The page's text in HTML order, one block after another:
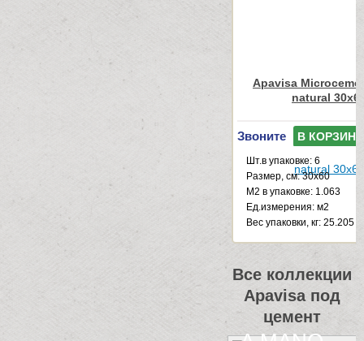
Apavisa
natural
Звоните В КОРЗИНУ
Шт.в упаковке: 6
Размер, см: 30x60
М2 в упаковке: 1.063
Ед.измерения: м2
Веc упаковки, кг: 25.205
Все коллекции
Apavisa под
цемент